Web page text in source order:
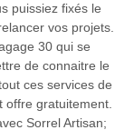
puissiez fixés le
vos projets.
30 qui se
de connaitre le
ces services de
offre gratuitement.
Sorrel Artisan;